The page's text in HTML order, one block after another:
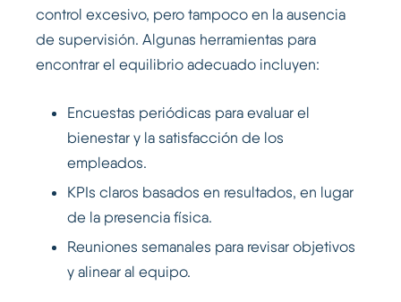
control excesivo, pero tampoco en la ausencia
de supervisión. Algunas herramientas para
encontrar el equilibrio adecuado incluyen:
Encuestas periódicas para evaluar el
bienestar y la satisfacción de los
empleados.
KPIs claros basados en resultados, en lugar
de la presencia física.
Reuniones semanales para revisar objetivos
y alinear al equipo.